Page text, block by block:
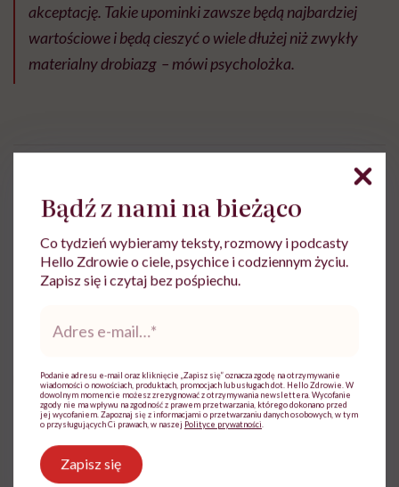
akceptację. Takie upominki zawsze będą najbardziej
wartościowe i będą cieszyć o wiele dłużej niż zwykły
materialny drobiazg – mówi psycholożka.
Ewa Wojciechowska
Dziennikarka, filolożka, politolożka,
reportażystka. Pisze, od kiedy pamięta, a w
międzyczasie lubi słuchać i obserwować
innych
Udostępnij
Powiązane tematy:
Bądź z nami na bieżąco
Co tydzień wybieramy teksty, rozmowy i podcasty
Hello Zdrowie o ciele, psychice i codziennym życiu.
Zapisz się i czytaj bez pośpiechu.
mail*
Podanie adresu e-mail oraz kliknięcie „Zapisz się” oznacza zgodę na otrzymywanie
wiadomości o nowościach, produktach, promocjach lub usługach dot. Hello Zdrowie. W
dowolnym momencie możesz zrezygnować z otrzymywania newslettera. Wycofanie
zgody nie ma wpływu na zgodność z prawem przetwarzania, którego dokonano przed
jej wycofaniem. Zapoznaj się z informacjami o przetwarzaniu danych osobowych, w tym
o przysługujących Ci prawach, w naszej Polityce prywatności
Zapisz się